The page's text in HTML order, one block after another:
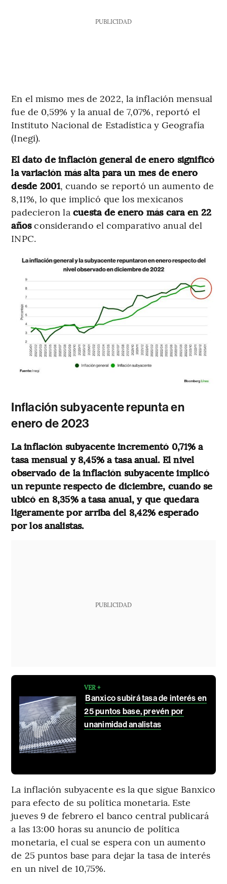
PUBLICIDAD
En el mismo mes de 2022, la inflación mensual
fue de 0,59% y la anual de 7,07%, reportó el
Instituto Nacional de Estadística y Geografía
(Inegi).
El dato de inflación general de enero significó
la variación más alta para un mes de enero
desde 2001, cuando se reportó un aumento de
8,11%, lo que implicó que los mexicanos
padecieron lacuesta de enero más cara en 22
añosconsiderando el comparativo anual del
INPC.
Inflación subyacente repunta en
enero de 2023
La inflación subyacente incrementó 0,71% a
tasa mensual y 8,45% a tasa anual. El nivel
observado de la inflación subyacente implicó
un repunte respecto de diciembre, cuando se
ubicó en 8,35% a tasa anual, y que quedara
ligeramente por arriba del 8,42% esperado
por los analistas.
PUBLICIDAD
VER +
Banxico subirá tasa de interés en
25 puntos base, prevén por
unanimidad analistas
La inflación subyacente es la que sigue Banxico
para efecto de su política monetaria. Este
jueves 9 de febrero el banco central publicará
a las 13:00 horas su anuncio de política
monetaria, el cual se espera con un aumento
de 25 puntos base para dejar la tasa de interés
en un nivel de 10,75%.